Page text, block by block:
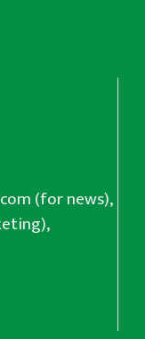
(for news),